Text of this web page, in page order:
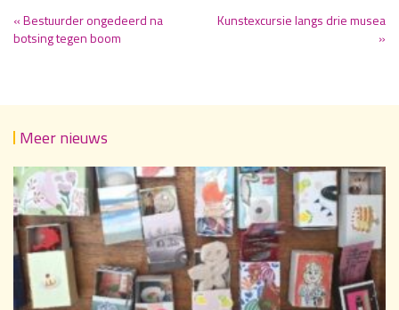
« Bestuurder ongedeerd na
botsing tegen boom
Kunstexcursie langs drie musea
»
Meer nieuws